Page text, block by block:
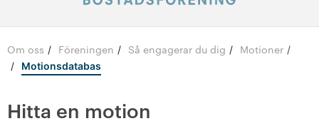
BLI MEDLEM
Om oss / Föreningen / Så engagerar du dig / Motioner
/ Motionsdatabas
Hitta en motion